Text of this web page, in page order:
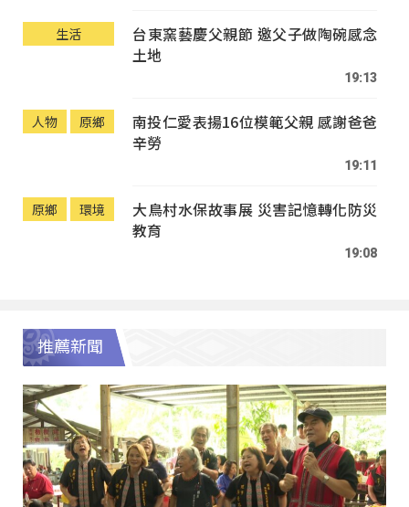
生活
台東窯藝慶父親節 邀父子做陶碗感念
土地
19:13
人物 原鄉
南投仁愛表揚16位模範父親 感謝爸爸
辛勞
19:11
原鄉 環境
大鳥村水保故事展 災害記憶轉化防災
教育
19:08
推薦新聞